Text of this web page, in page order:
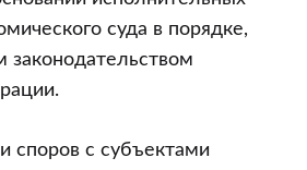
суда в порядке,
законодательством
споров с субъектами